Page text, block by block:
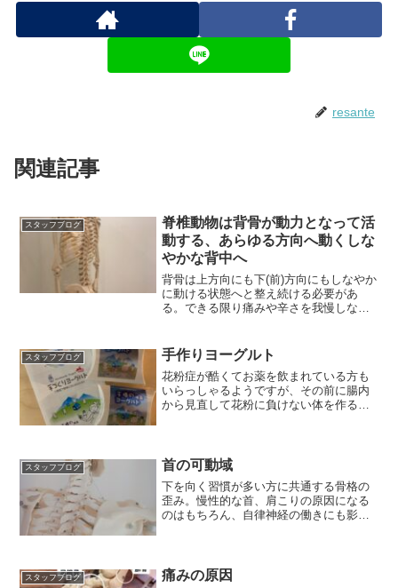
resante
関連記事
スタッフブログ
脊椎動物は背骨が動力となって活
動する、あらゆる方向へ動くしな
やかな背中へ
背骨は上方向にも下(前)方向にもしなやか
に動ける状態へと整え続ける必要があ
る。できる限り痛みや辛さを我慢しない
スタッフブログ 手作りヨーグルト
花粉症が酷くてお薬を飲まれている方も
いらっしゃるようですが、その前に腸内
から見直して花粉に負けない体を作るこ
スタッフブログ 首の可動域
下を向く習慣が多い方に共通する骨格の
歪み。慢性的な首、肩こりの原因になる
のはもちろん、自律神経の働きにも影響
スタッフブログ 痛みの原因